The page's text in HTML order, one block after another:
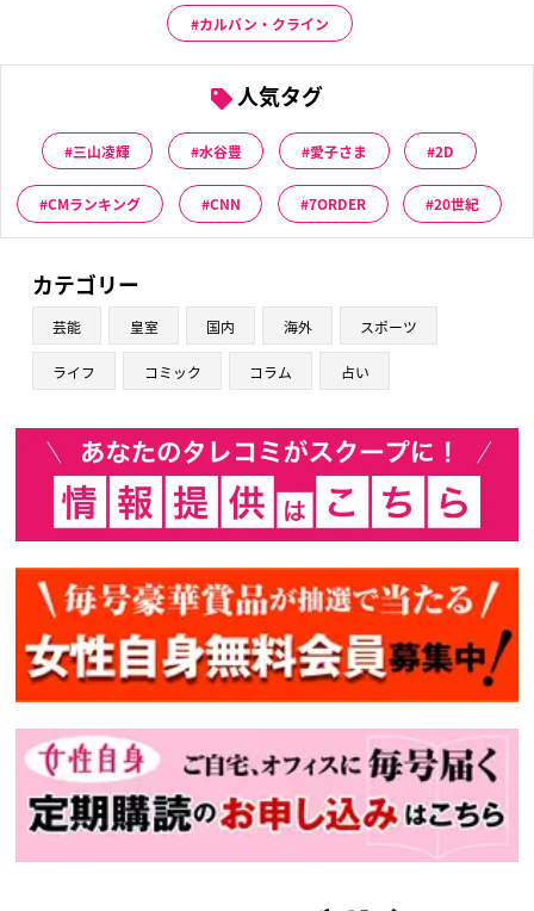
カルバン・クライン
人気タグ
三山凌輝 水谷豊 愛子さま 2D
CMランキング CNN 7ORDER 20世紀
カテゴリー
芸能 皇室 国内 海外 スポーツ
ライフ コミック コラム 占い